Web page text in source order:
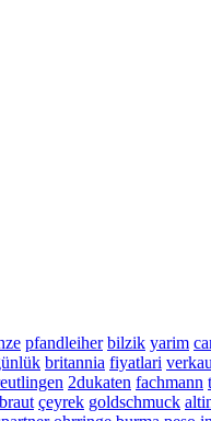
pfandleiher bilzik yarim
britannia fiyatlari
2dukaten fachmann
braut çeyrek goldschmuck